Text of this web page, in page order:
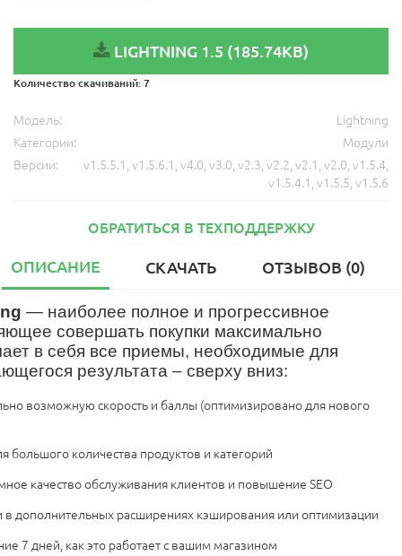
LIGHTNING 1.5 (185.74KB)
Количество скачиваний:7
Модель:
Lightning
Категории:
Модули
Версии:
v1.5.5.1 v1.5.6.1 v4.0 v3.0 v2.3 v2.2 v2.1 v2.0 v1.5.4
v1.5.4.1 v1.5.5 v1.5.6
ОБРАТИТЬСЯ В ТЕХПОДДЕРЖКУ
ОПИСАНИЕ СКАЧАТЬ ОТЗЫВОВ (0)
— наиболее полное и прогрессивное
совершать покупки максимально
в себя все приемы, необходимые для
результата – сверху вниз:
возможную скорость и баллы (оптимизировано для нового
большого количества продуктов и категорий
качество обслуживания клиентов и повышение SEO
в дополнительных расширениях кэширования или оптимизации
7 дней, как это работает с вашим магазином